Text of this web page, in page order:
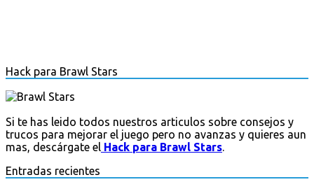
Hack para Brawl Stars
Si te has leido todos nuestros articulos sobre consejos y
trucos para mejorar el juego pero no avanzas y quieres aun
mas, descárgate el Hack para Brawl Stars.
Entradas recientes